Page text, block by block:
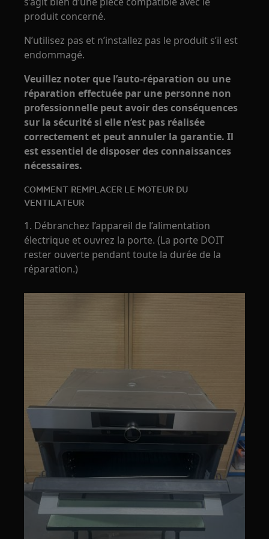
produit concerné.
N’utilisez pas et n’installez pas le produit s’il est
endommagé.
Veuillez noter que l’auto‑réparation ou une
réparation effectuée par une personne non
professionnelle peut avoir des conséquences
sur la sécurité si elle n’est pas réalisée
correctement et peut annuler la garantie. Il
est essentiel de disposer des connaissances
nécessaires.
COMMENT REMPLACER LE MOTEUR DU
VENTILATEUR
1. Débranchez l’appareil de l’alimentation
électrique et ouvrez la porte. (La porte DOIT
rester ouverte pendant toute la durée de la
réparation.)